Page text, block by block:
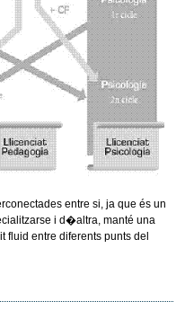
entre si, ja que és un
i d�altra, manté una
fluid entre diferents punts del